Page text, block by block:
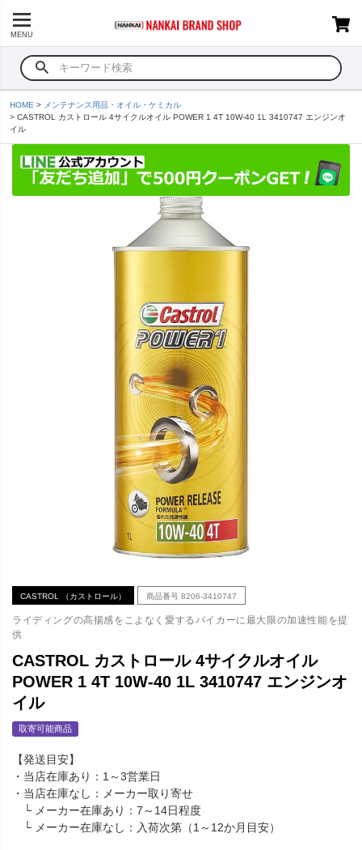
MENU
HOME
メンテナンス用品・オイル・ケミカル
CASTROL カストロール 4サイクルオイル POWER 1 4T 10W-40 1L 3410747 エンジンオ
イル
CASTROL （カストロール） 商品番号 8206-3410747
ライディングの高揚感をこよなく愛するバイカーに最大限の加速性能を提
供
CASTROL カストロール 4サイクルオイル
POWER 1 4T 10W-40 1L 3410747 エンジンオ
イル
取寄可能商品
【発送目安】
・当店在庫あり：1～3営業日
・当店在庫なし：メーカー取り寄せ
└ メーカー在庫あり：7～14日程度
└ メーカー在庫なし：入荷次第（1～12か月目安）